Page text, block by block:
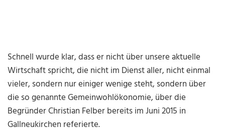
Schnell wurde klar, dass er nicht über unsere aktuelle
Wirtschaft spricht, die nicht im Dienst aller, nicht einmal
vieler, sondern nur einiger wenige steht, sondern über
die so genannte Gemeinwohlökonomie, über die
Begründer Christian Felber bereits im Juni 2015 in
Gallneukirchen referierte.